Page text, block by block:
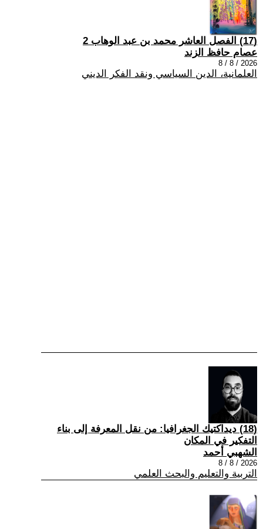
(17) الفصل العاشر محمد بن عبد الوهاب 2
عصام حافظ الزند
2026 / 8 / 8
العلمانية، الدين السياسي ونقد الفكر الديني
(18) ديداكتيك الجغرافيا: من نقل المعرفة إلى بناء
التفكير في المكان
الشهبي أحمد
2026 / 8 / 8
التربية والتعليم والبحث العلمي